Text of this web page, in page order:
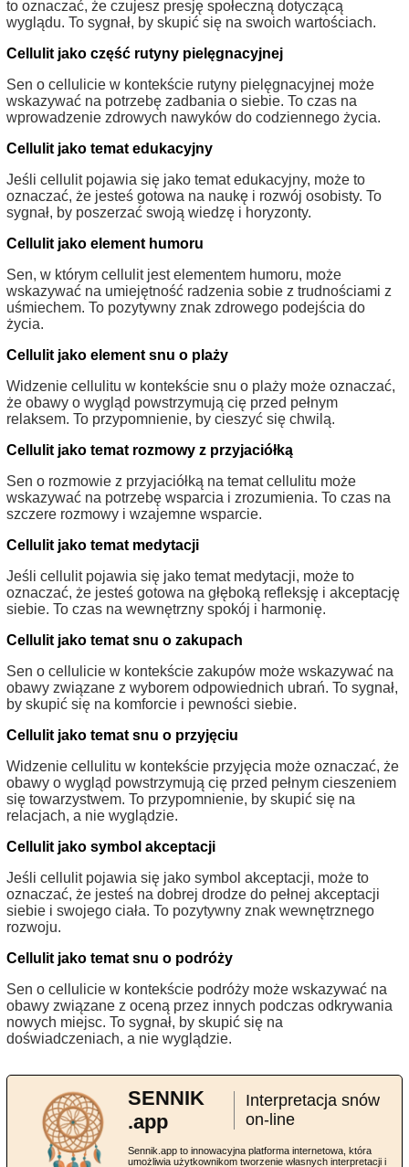
to oznaczać, że czujesz presję społeczną dotyczącą
wyglądu. To sygnał, by skupić się na swoich wartościach.
Cellulit jako część rutyny pielęgnacyjnej
Sen o cellulicie w kontekście rutyny pielęgnacyjnej może
wskazywać na potrzebę zadbania o siebie. To czas na
wprowadzenie zdrowych nawyków do codziennego życia.
Cellulit jako temat edukacyjny
Jeśli cellulit pojawia się jako temat edukacyjny, może to
oznaczać, że jesteś gotowa na naukę i rozwój osobisty. To
sygnał, by poszerzać swoją wiedzę i horyzonty.
Cellulit jako element humoru
Sen, w którym cellulit jest elementem humoru, może
wskazywać na umiejętność radzenia sobie z trudnościami z
uśmiechem. To pozytywny znak zdrowego podejścia do
życia.
Cellulit jako element snu o plaży
Widzenie cellulitu w kontekście snu o plaży może oznaczać,
że obawy o wygląd powstrzymują cię przed pełnym
relaksem. To przypomnienie, by cieszyć się chwilą.
Cellulit jako temat rozmowy z przyjaciółką
Sen o rozmowie z przyjaciółką na temat cellulitu może
wskazywać na potrzebę wsparcia i zrozumienia. To czas na
szczere rozmowy i wzajemne wsparcie.
Cellulit jako temat medytacji
Jeśli cellulit pojawia się jako temat medytacji, może to
oznaczać, że jesteś gotowa na głęboką refleksję i akceptację
siebie. To czas na wewnętrzny spokój i harmonię.
Cellulit jako temat snu o zakupach
Sen o cellulicie w kontekście zakupów może wskazywać na
obawy związane z wyborem odpowiednich ubrań. To sygnał,
by skupić się na komforcie i pewności siebie.
Cellulit jako temat snu o przyjęciu
Widzenie cellulitu w kontekście przyjęcia może oznaczać, że
obawy o wygląd powstrzymują cię przed pełnym cieszeniem
się towarzystwem. To przypomnienie, by skupić się na
relacjach, a nie wyglądzie.
Cellulit jako symbol akceptacji
Jeśli cellulit pojawia się jako symbol akceptacji, może to
oznaczać, że jesteś na dobrej drodze do pełnej akceptacji
siebie i swojego ciała. To pozytywny znak wewnętrznego
rozwoju.
Cellulit jako temat snu o podróży
Sen o cellulicie w kontekście podróży może wskazywać na
obawy związane z oceną przez innych podczas odkrywania
nowych miejsc. To sygnał, by skupić się na
doświadczeniach, a nie wyglądzie.
SENNIK
.app
Interpretacja snów
on-line
Sennik.app to innowacyjna platforma internetowa, która
umożliwia użytkownikom tworzenie własnych interpretacji i